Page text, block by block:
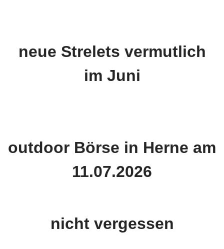
neue Strelets vermutlich
im Juni
outdoor Börse in Herne am
11.07.2026
nicht vergessen